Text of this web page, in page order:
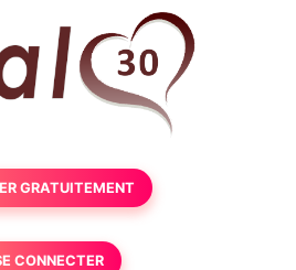
GRATUITEMENT
CONNECTER